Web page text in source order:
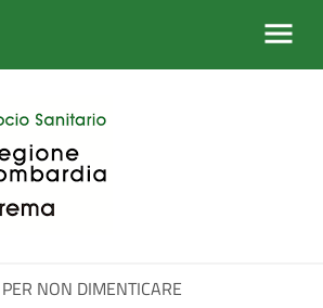
PER NON DIMENTICARE